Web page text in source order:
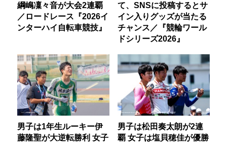
綱嶋凜々音が大会2連覇
／ロードレース『2026イ
ンターハイ自転車競技』
て、SNSに投稿するとサ
イン入りグッズが当たる
チャンス／『競輪ワール
ドシリーズ2026』
男子は1年生ルーキー伊
藤隆聖が大逆転勝利 女子
男子は松田奏太朗が2連
覇 女子は塩貝穂佳が優勝